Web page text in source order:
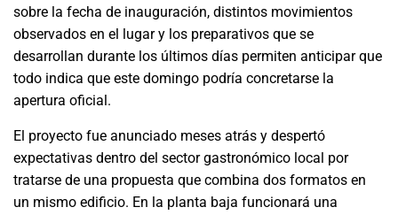
sobre la fecha de inauguración, distintos movimientos
observados en el lugar y los preparativos que se
desarrollan durante los últimos días permiten anticipar que
todo indica que este domingo podría concretarse la
apertura oficial.
El proyecto fue anunciado meses atrás y despertó
expectativas dentro del sector gastronómico local por
tratarse de una propuesta que combina dos formatos en
un mismo edificio. En la planta baja funcionará una